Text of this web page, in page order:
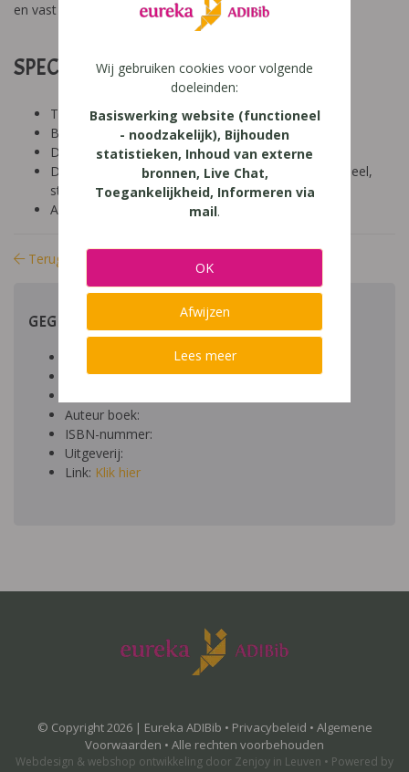
en vast nuttige tips uithalen.
SPECIFICATIES:
Tool: van ander
Besproken Leeftijd: Volwassen (+24 jaar)
Diagnose:
Domein: organisatie klas en school, socio-emotioneel,
structuur
Aard: theoretischpraktisch
Terug naar bibliotheek
GEGEVENS
Auteur artikel: Bieke Santermans
Datum toegevoegd: 01/05/2014
Auteur boek:
ISBN-nummer:
Uitgeverij:
Link: Klik hier
© Copyright 2026 | Eureka ADIBib • Privacybeleid • Algemene
Voorwaarden • Alle rechten voorbehouden
Webdesign & webshop ontwikkeling door Zenjoy in Leuven • Powered by
Wij gebruiken cookies voor volgende
doeleinden:
Basiswerking website (functioneel
- noodzakelijk), Bijhouden
statistieken, Inhoud van externe
bronnen, Live Chat,
Toegankelijkheid, Informeren via
mail.
OK
Afwijzen
Lees meer